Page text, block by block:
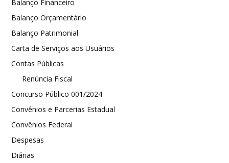
Balanço Financeiro
Balanço Orçamentário
Balanço Patrimonial
Carta de Serviços aos Usuários
Contas Públicas
Renúncia Fiscal
Concurso Público 001/2024
Convênios e Parcerias Estadual
Convênios Federal
Despesas
Diárias